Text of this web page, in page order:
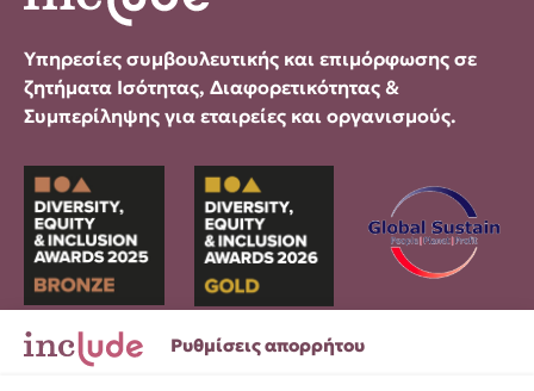
Ρυθμίσεις απορρήτου
Υπηρεσίες συμβουλευτικής και επιμόρφωσης σε
ζητήματα Ισότητας, Διαφορετικότητας &
Συμπερίληψης για εταιρείες και οργανισμούς.
Σωκράτους 29, 105 52, Αθήνα